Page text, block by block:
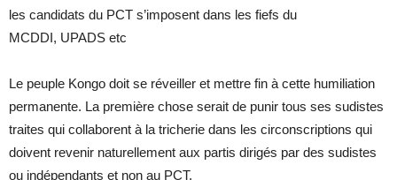
les can­di­dats du PCT s’im­posent dans les fiefs du
MCDDI, UPADS etc
Le peuple Kongo doit se ré­veiller et mettre fin à cette hu­mi­lia­tion
per­ma­nente. La pre­mière chose se­rait de pu­nir tous ses su­distes
traites qui col­la­borent à la tri­che­rie dans les cir­cons­crip­tions qui
doivent re­ve­nir na­tu­rel­le­ment aux par­tis di­ri­gés par des su­distes
ou in­dé­pen­dants et non au PCT.